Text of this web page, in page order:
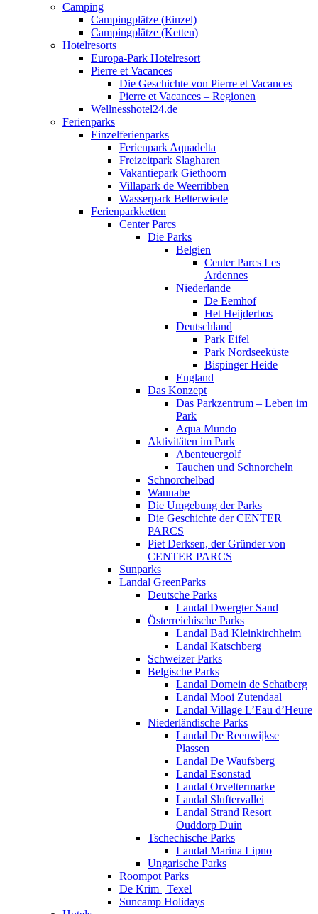
Camping
Campingplätze (Einzel)
Campingplätze (Ketten)
Hotelresorts
Europa-Park Hotelresort
Pierre et Vacances
Die Geschichte von Pierre et Vacances
Pierre et Vacances – Regionen
Wellnesshotel24.de
Ferienparks
Einzelferienparks
Ferienpark Aquadelta
Freizeitpark Slagharen
Vakantiepark Giethoorn
Villapark de Weerribben
Wasserpark Belterwiede
Ferienparkketten
Center Parcs
Die Parks
Belgien
Center Parcs Les
Ardennes
Niederlande
De Eemhof
Het Heijderbos
Deutschland
Park Eifel
Park Nordseeküste
Bispinger Heide
England
Das Konzept
Das Parkzentrum – Leben im
Park
Aqua Mundo
Aktivitäten im Park
Abenteuergolf
Tauchen und Schnorcheln
Schnorchelbad
Wannabe
Die Umgebung der Parks
Die Geschichte der CENTER
PARCS
Piet Derksen, der Gründer von
CENTER PARCS
Sunparks
Landal GreenParks
Deutsche Parks
Landal Dwergter Sand
Österreichische Parks
Landal Bad Kleinkirchheim
Landal Katschberg
Schweizer Parks
Belgische Parks
Landal Domein de Schatberg
Landal Mooi Zutendaal
Landal Village L’Eau d’Heure
Niederländische Parks
Landal De Reeuwijkse
Plassen
Landal De Waufsberg
Landal Esonstad
Landal Orveltermarke
Landal Sluftervallei
Landal Strand Resort
Ouddorp Duin
Tschechische Parks
Landal Marina Lipno
Ungarische Parks
Roompot Parks
De Krim | Texel
Suncamp Holidays